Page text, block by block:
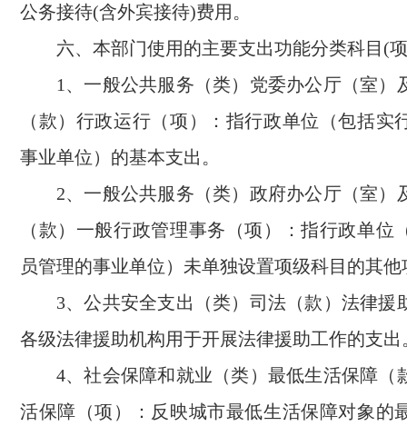
公务接待(含外宾接待)费用。
六、本部门使用的主要支出功能分类科目(
1、一般公共服务（类）党委办公厅（室）
（款）行政运行（项）：指行政单位（包括实
事业单位）的基本支出。
2、一般公共服务（类）政府办公厅（室）
（款）一般行政管理事务（项）：指行政单位
员管理的事业单位）未单独设置项级科目的其
3、公共安全支出（类）司法（款）法律援
各级法律援助机构用于开展法律援助工作的支出
4、社会保障和就业（类）最低生活保障（
活保障（项）：反映城市最低生活保障对象的